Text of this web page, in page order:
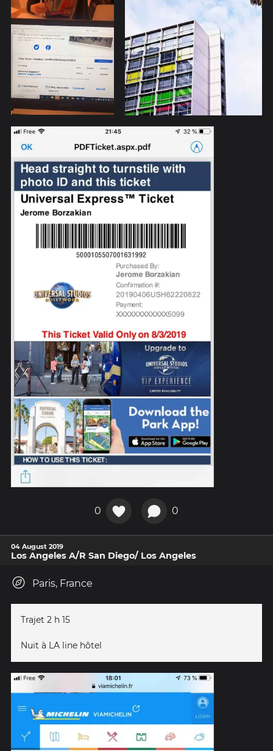
0 0
04 August 2019
Los Angeles A/R San Diego/ Los Angeles
Paris, France
Trajet 2 h 15
Nuit à LA line hôtel